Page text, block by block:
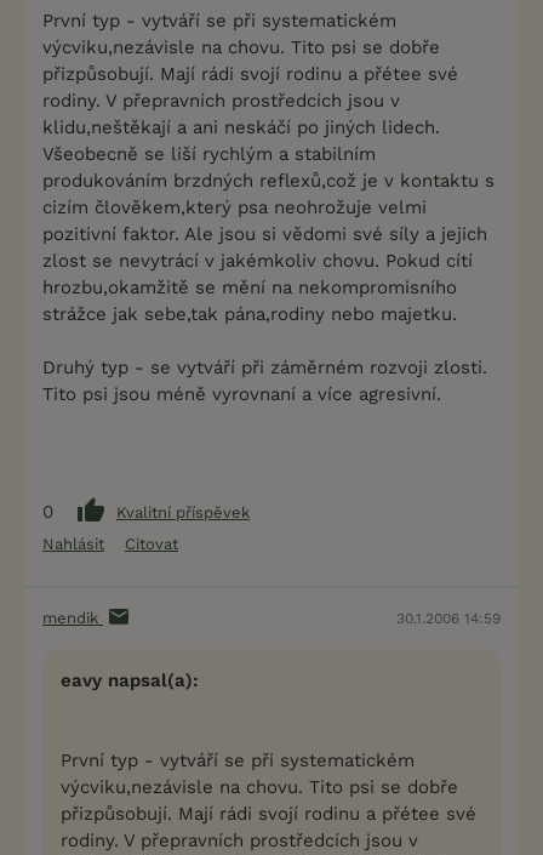
První typ - vytváří se při systematickém
výcviku,nezávisle na chovu. Tito psi se dobře
přizpůsobují. Mají rádi svojí rodinu a přétee své
rodiny. V přepravních prostředcích jsou v
klidu,neštěkají a ani neskáčí po jiných lidech.
Všeobecně se liší rychlým a stabilním
produkováním brzdných reflexů,což je v kontaktu s
cizím člověkem,který psa neohrožuje velmi
pozitivní faktor. Ale jsou si vědomi své síly a jejich
zlost se nevytrácí v jakémkoliv chovu. Pokud cítí
hrozbu,okamžitě se mění na nekompromisního
strážce jak sebe,tak pána,rodiny nebo majetku.
Druhý typ - se vytváří při záměrném rozvoji zlosti.
Tito psi jsou méně vyrovnaní a více agresivní.
0
Kvalitní příspěvek
Nahlásit
Citovat
mendik 30.1.2006 14:59
eavy napsal(a):
První typ - vytváří se při systematickém
výcviku,nezávisle na chovu. Tito psi se dobře
přizpůsobují. Mají rádi svojí rodinu a přétee své
rodiny. V přepravních prostředcích jsou v